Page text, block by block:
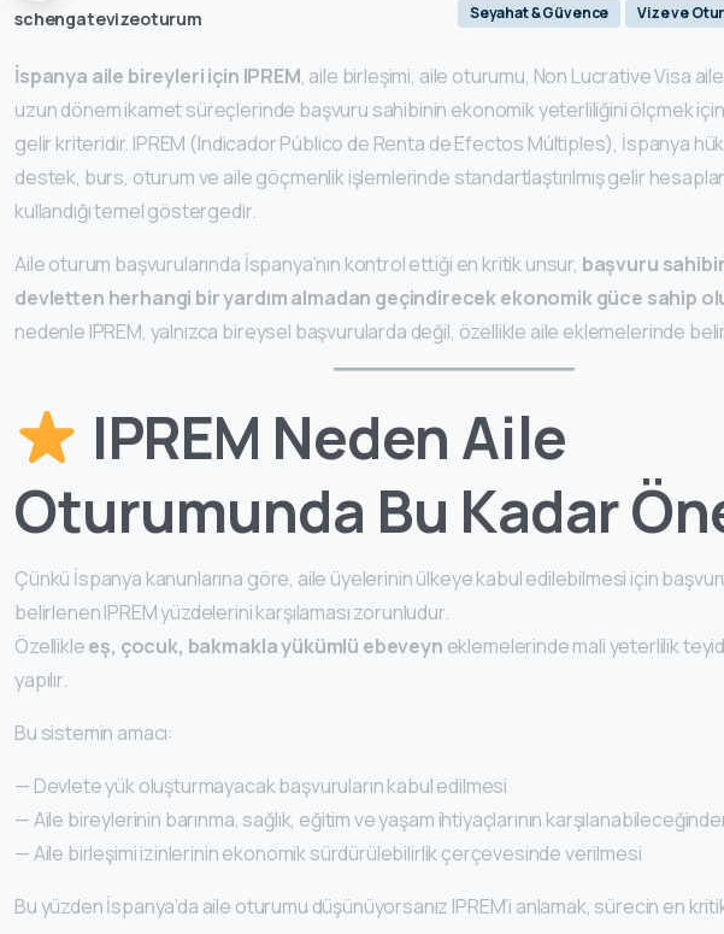
schengatevizeoturum
Seyahat & Güvence
Vize ve
İspanya aile bireyleri için IPREM, aile birleşimi, aile oturumu, Non Lucrative Visa
uzun dönem ikamet süreçlerinde başvuru sahibinin ekonomik yeterliliğini ölçmek için
gelir kriteridir. IPREM (Indicador Público de Renta de Efectos Múltiples), İspanya
destek, burs, oturum ve aile göçmenlik işlemlerinde standartlaştırılmış gelir
kullandığı temel göstergedir.
Aile oturum başvurularında İspanya’nın kontrol ettiği en kritik unsur, başvuru
devletten herhangi bir yardım almadan geçindirecek ekonomik güce sahip
nedenle IPREM, yalnızca bireysel başvurularda değil, özellikle aile eklemelerinde
IPREM Neden Aile
Oturumunda Bu Kadar
Çünkü İspanya kanunlarına göre, aile üyelerinin ülkeye kabul edilebilmesi için
belirlenen IPREM yüzdelerini karşılaması zorunludur.
Özellikleeş, çocuk, bakmakla yükümlü ebeveyn eklemelerinde mali yeterlilik
yapılır.
Bu sistemin amacı:
— Devlete yük oluşturmayacak başvuruların kabul edilmesi
— Aile bireylerinin barınma, sağlık, eğitim ve yaşam ihtiyaçlarının
— Aile birleşimi izinlerinin ekonomik sürdürülebilirlik çerçevesinde verilmesi
Bu yüzden İspanya’da aile oturumu düşünüyorsanız IPREM’i anlamak, sürecin en